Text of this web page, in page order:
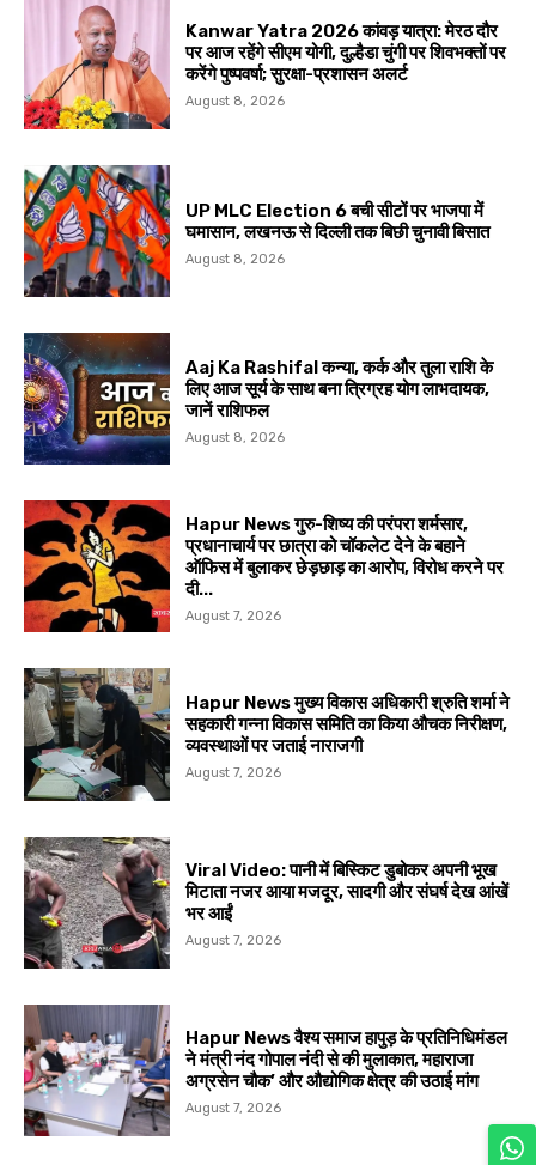
Kanwar Yatra 2026 कांवड़ यात्रा: मेरठ दौर
पर आज रहेंगे सीएम योगी, दुल्हैडा चुंगी पर शिवभक्तों पर
करेंगे पुष्पवर्षा; सुरक्षा-प्रशासन अलर्ट
August 8, 2026
UP MLC Election 6 बची सीटों पर भाजपा में
घमासान, लखनऊ से दिल्ली तक बिछी चुनावी बिसात
August 8, 2026
Aaj Ka Rashifal कन्या, कर्क और तुला राशि के
लिए आज सूर्य के साथ बना त्रिग्रह योग लाभदायक,
जानें राशिफल
August 8, 2026
Hapur News गुरु-शिष्य की परंपरा शर्मसार,
प्रधानाचार्य पर छात्रा को चॉकलेट देने के बहाने
ऑफिस में बुलाकर छेड़छाड़ का आरोप, विरोध करने पर
दी...
August 7, 2026
Hapur News मुख्य विकास अधिकारी श्रुति शर्मा ने
सहकारी गन्ना विकास समिति का किया औचक निरीक्षण,
व्यवस्थाओं पर जताई नाराजगी
August 7, 2026
Viral Video: पानी में बिस्किट डुबोकर अपनी भूख
मिटाता नजर आया मजदूर, सादगी और संघर्ष देख आंखें
भर आईं
August 7, 2026
Hapur News वैश्य समाज हापुड़ के प्रतिनिधिमंडल
ने मंत्री नंद गोपाल नंदी से की मुलाकात, महाराजा
अग्रसेन चौक’ और औद्योगिक क्षेत्र की उठाई मांग
August 7, 2026